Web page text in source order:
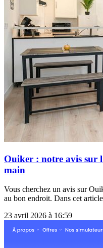
Ouiker : notre avis sur
main
Vous cherchez un avis sur
au bon endroit. Dans cet
23 avril 2026 à 16:59